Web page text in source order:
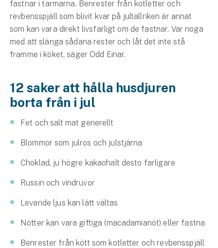
Släpvagnsförsäkring
För förmedlare
Gruppförsäkringar
Se alla försäkringar
fastnar i tarmarna. Benrester från kotletter och
revbensspjäll som blivit kvar på jultallriken är annat
som kan vara direkt livsfarligt om de fastnar. Var noga
med att slänga sådana rester och låt det inte stå
framme i köket, säger Odd Einar.
12 saker att hålla husdjuren
borta från i jul
Fet och salt mat generellt
Blommor som julros och julstjärna
Choklad, ju högre kakaohalt desto farligare
Russin och vindruvor
Levande ljus kan lätt vältas
Nötter kan vara giftiga (macadamianöt) eller fastna
Benrester från kött som kotletter och revbensspjäll